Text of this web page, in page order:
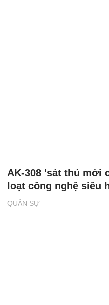
QUÂN SỰ
AK-308 'sát thủ mới
loạt công nghệ siêu